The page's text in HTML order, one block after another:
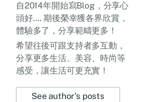
自2014年開始寫Blog，分享心
頭好…. 期後榮幸獲各界欣賞，
體驗多了，分享範疇更多！
希望往後可跟支持者多互動，
分享更多生活、美容、時尚等
感受，讓生活可更充實！
See author's posts